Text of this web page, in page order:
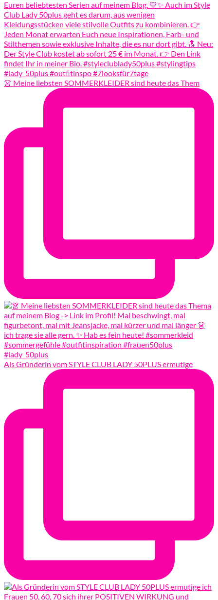
👗 Meine liebsten SOMMERKLEIDER sind heute das Them
Als Gründerin vom STYLE CLUB LADY 50PLUS ermutige